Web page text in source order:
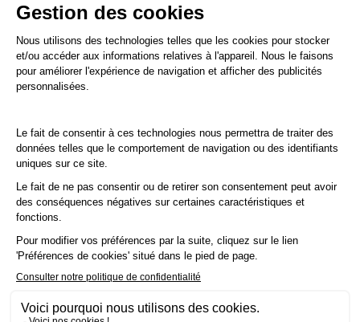
Évitez de mouiller le parquet vernis. Pour le nettoyage,
privilégiez un nettoyage à sec avec un balai ou un aspirateur
équipé d’une brosse adaptée.
Pour l'entretien courant, utilisez une serpillière légèrement
humide avec un shampooing doux spécialement conçu pour
les parquets vitrifiés.